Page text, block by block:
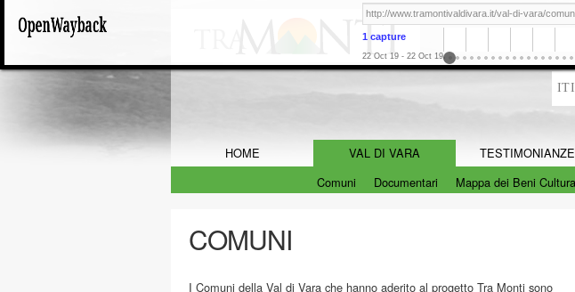
1 capture
22 Oct 19 - 22 Oct 19
HOME VAL DI VARA TESTIMONIANZE
Comuni
Documentari Mappa dei Beni
COMUNI
I Comuni della Val di Vara che hanno aderito al progetto Tra Monti sono